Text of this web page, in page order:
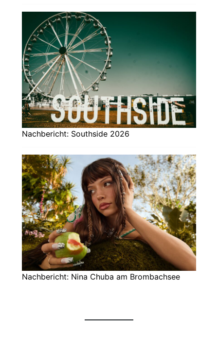
Nachbericht: Southside 2026
Nachbericht: Nina Chuba am Brombachsee